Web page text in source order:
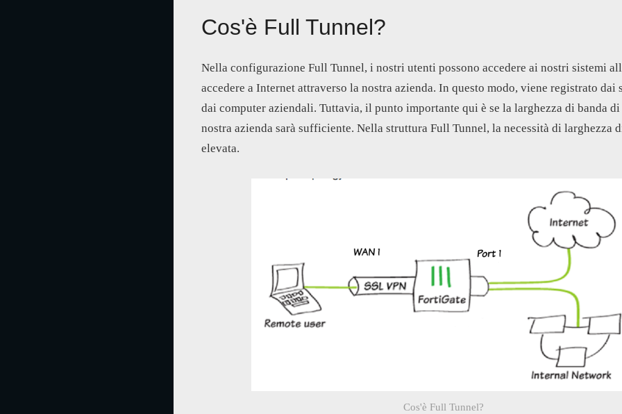
Cos'è Full Tunnel?
Nella configurazione Full Tunnel, i nostri utenti possono accedere ai nostri sistemi
accedere a Internet attraverso la nostra azienda. In questo modo, viene registrato
dai computer aziendali. Tuttavia, il punto importante qui è se la larghezza di banda
nostra azienda sarà sufficiente. Nella struttura Full Tunnel, la necessità di larghezza
elevata.
Cos'è Full Tunnel?